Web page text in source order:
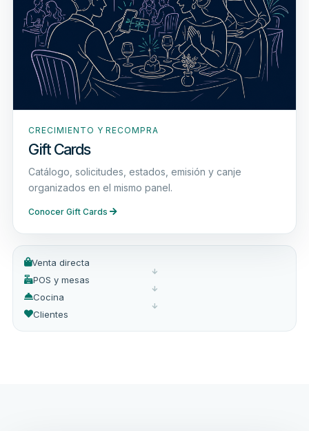
CRECIMIENTO Y RECOMPRA
Gift Cards
Catálogo, solicitudes, estados, emisión y canje
organizados en el mismo panel.
Conocer Gift Cards
Venta directa
POS y mesas
Cocina
Clientes